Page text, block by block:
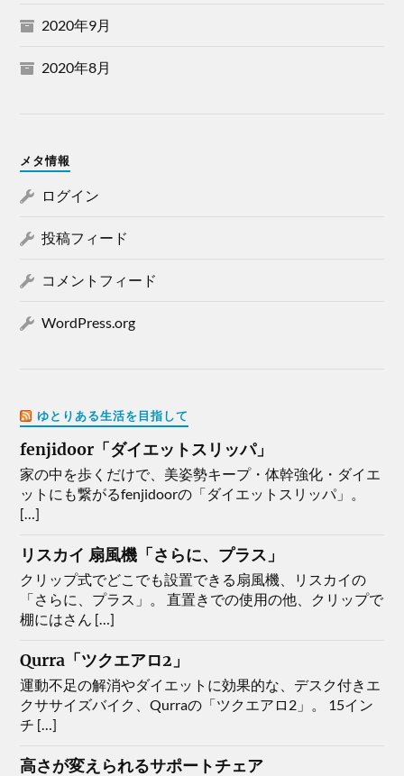
2020年9月
2020年8月
メタ情報
ログイン
投稿フィード
コメントフィード
WordPress.org
ゆとりある生活を目指して
fenjidoor「ダイエットスリッパ」
家の中を歩くだけで、美姿勢キープ・体幹強化・ダイエ
ットにも繋がるfenjidoorの「ダイエットスリッパ」。
[…]
リスカイ 扇風機「さらに、プラス」
クリップ式でどこでも設置できる扇風機、リスカイの
「さらに、プラス」。 直置きでの使用の他、クリップで
棚にはさん […]
Qurra「ツクエアロ2」
運動不足の解消やダイエットに効果的な、デスク付きエ
クササイズバイク、Qurraの「ツクエアロ2」。 15イン
チ […]
高さが変えられるサポートチェア